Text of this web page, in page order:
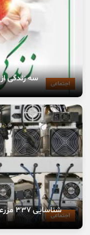
اجتماعی سه زندگی
اجتماعیشناسایی ۳۳۷ مزرعه غیرمجاز رمزارز در استان سمنان